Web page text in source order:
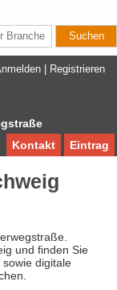
Registrieren
Eintrag
Kontakt
und finden Sie
sowie digitale